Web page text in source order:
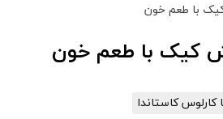
با طعم خون
کیک با طعم خون
کارلوس کاستاندا